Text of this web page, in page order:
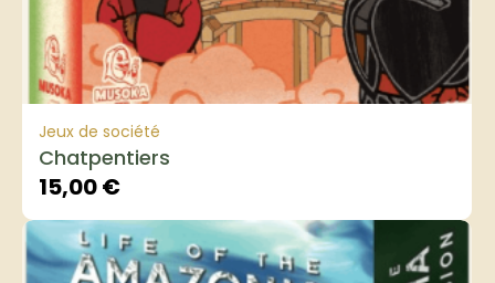
Jeux de société
Chatpentiers
15,00€